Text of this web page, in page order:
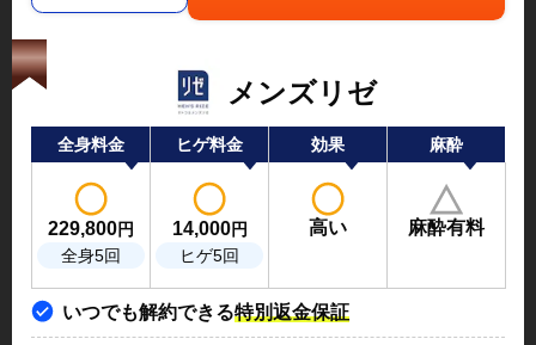
メンズリゼ
全身料金 ヒゲ料金 効果 麻酔
229,800円
全身5回
14,000円
ヒゲ5回
高い 麻酔有料
いつでも解約できる特別返金保証